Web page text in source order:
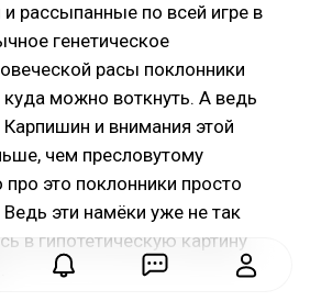
рассыпанные по всей игре в
генетическое
расы поклонники
можно воткнуть. А ведь
и внимания этой
чем пресловутому
это поклонники просто
эти намёки уже не так
в гипотетическую картину